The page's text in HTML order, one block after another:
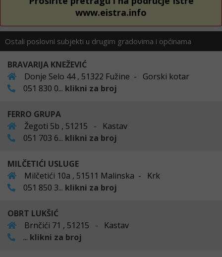
www.eistra.info
Ostali poslovni subjekti u drugim gradovima i općinama
BRAVARIJA KNEŽEVIĆ
Donje Selo 44 , 51322 Fužine - Gorski kotar
051 830 0... klikni za broj
FERRO GRUPA
Žegoti 5b , 51215 - Kastav
051 703 6... klikni za broj
MILČETIĆI USLUGE
Milčetići 10a , 51511 Malinska - Krk
051 850 3... klikni za broj
OBRT LUKŠIĆ
Brnčići 71 , 51215 - Kastav
... klikni za broj